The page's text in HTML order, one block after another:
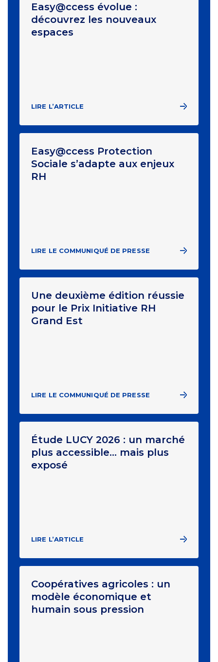
Easy@ccess évolue :
découvrez les nouveaux
espaces
LIRE L’ARTICLE
Easy@ccess Protection
Sociale s’adapte aux enjeux
RH
LIRE LE COMMUNIQUÉ DE PRESSE
Une deuxième édition réussie
pour le Prix Initiative RH
Grand Est
LIRE LE COMMUNIQUÉ DE PRESSE
Étude LUCY 2026 : un marché
plus accessible… mais plus
exposé
LIRE L’ARTICLE
Coopératives agricoles : un
modèle économique et
humain sous pression